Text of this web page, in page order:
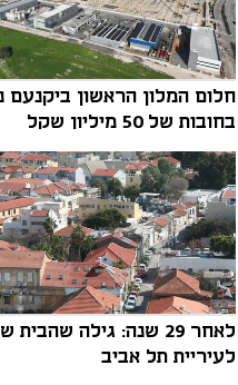
חלום המלון הראשון ביקנעם
בחובות של 50 מיליון שקל
לאחר 29 שנה: גילה
לעיריית תל אביב